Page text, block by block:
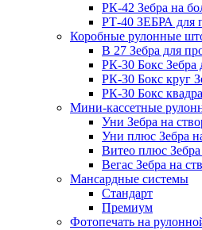
РК-42 Зебра на
РТ-40 ЗЕБРА для
Коробные рулонные
B 27 Зебра для
РК-30 Бокс Зебра
РК-30 Бокс круг
РК-30 Бокс
Мини-кассетные
Уни Зебра на
Уни плюс Зебра
Витео плюс Зебра
Вегас Зебра на
Мансардные системы
Стандарт
Премиум
Фотопечать на